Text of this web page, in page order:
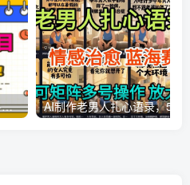
游戏高利润项目，日收益1k+，全自动，无需值守，解放双手，小白轻松上手【揭秘】